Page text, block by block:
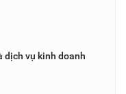
dịch vụ kinh doanh